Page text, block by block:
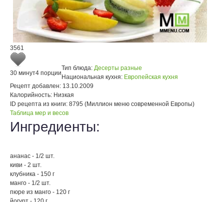
3561
30 минут4 порции
Тип блюда: Десерты разные
Национальная кухня: Европейская кухня
Рецепт добавлен: 13.10.2009
Калорийность: Низкая
ID рецепта из книги: 8795 (Миллион меню современной Европы)
Таблица мер и весов
Ингредиенты:
ананас - 1/2 шт.
киви - 2 шт.
клубника - 150 г
манго - 1/2 шт.
пюре из манго - 120 г